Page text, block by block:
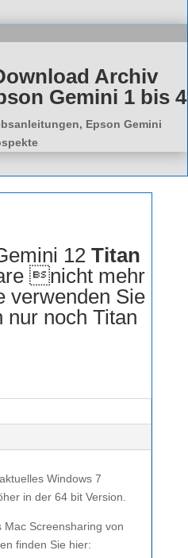
Archiv
Gemini 1 bis 4
Epson Gemini
12 Titan
nicht mehr
verwenden Sie
noch Titan
Windows 7
in der 64 bit Version.
Mac Screensharing von
finden Sie hier: